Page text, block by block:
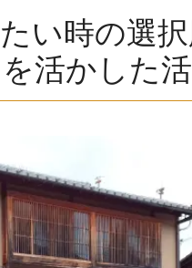
い時の選
活かした